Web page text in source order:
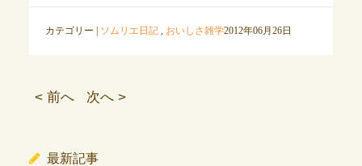
カテゴリー | ソムリエ日記, おいしさ雑学2012年06月26日
< 前へ 次へ >
最新記事